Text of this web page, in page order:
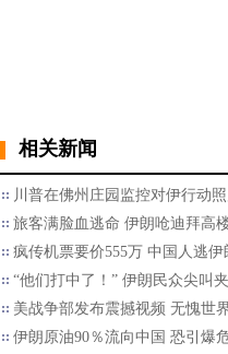
相关新闻
川普在佛州庄园监控对伊行动
旅客满脸血逃命 伊朗呛迪拜高
疯传机票要价555万 中国人逃
“他们打中了！” 伊朗民众尖叫
美战争部发布震撼视频 无愧世
伊朗原油90％流向中国 恐引爆